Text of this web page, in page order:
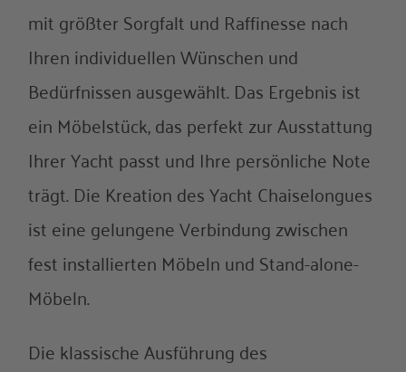
mit größter Sorgfalt und Raffinesse nach
Ihren individuellen Wünschen und
Bedürfnissen ausgewählt. Das Ergebnis ist
ein Möbelstück, das perfekt zur Ausstattung
Ihrer Yacht passt und Ihre persönliche Note
trägt. Die Kreation des Yacht Chaiselongues
ist eine gelungene Verbindung zwischen
fest installierten Möbeln und Stand-alone-
Möbeln.
Die klassische Ausführung des